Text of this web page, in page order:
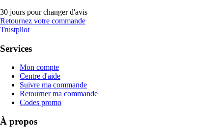
30 jours pour changer d'avis
Retournez votre commande
Trustpilot
Services
Mon compte
Centre d'aide
Suivre ma commande
Retourner ma commande
Codes promo
À propos